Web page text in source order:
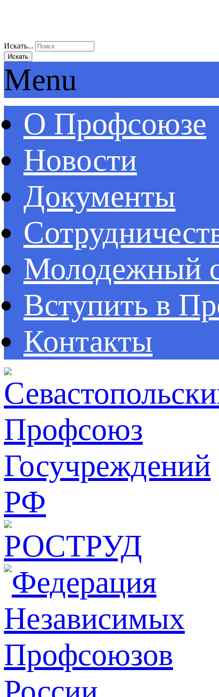
Искать...
Искать
Menu
О Профсоюзе
Новости
Документы
Молодежный
Вступить в
Контакты